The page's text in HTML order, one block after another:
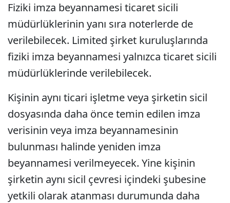
Fiziki imza beyannamesi ticaret sicili
müdürlüklerinin yanı sıra noterlerde de
verilebilecek. Limited şirket kuruluşlarında
fiziki imza beyannamesi yalnızca ticaret sicili
müdürlüklerinde verilebilecek.
Kişinin aynı ticari işletme veya şirketin sicil
dosyasında daha önce temin edilen imza
verisinin veya imza beyannamesinin
bulunması halinde yeniden imza
beyannamesi verilmeyecek. Yine kişinin
şirketin aynı sicil çevresi içindeki şubesine
yetkili olarak atanması durumunda daha